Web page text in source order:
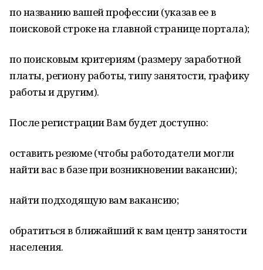
по названию вашей профессии (указав ее в
поисковой строке на главной странице портала);
по поисковым критериям (размеру заработной
платы, региону работы, типу занятости, графику
работы и другим).
После регистрации Вам будет доступно:
оставить резюме (чтобы работодатели могли
найти вас в базе при возникновении вакансии);
найти подходящую вам вакансию;
обратиться в ближайший к вам центр занятости
населения.